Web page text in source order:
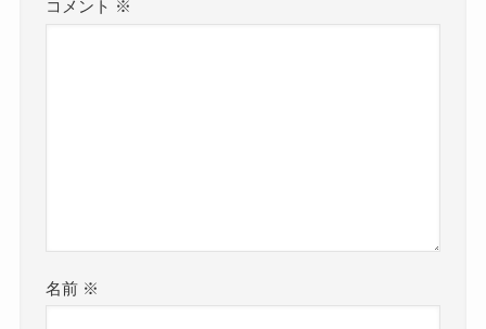
コメント ※
名前 ※